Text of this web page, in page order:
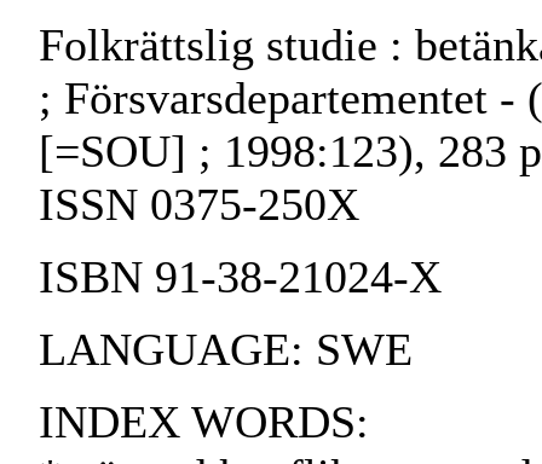
Folkrättslig studie :
; Försvarsdepartementet
[=SOU] ; 1998:123), 283
ISSN 0375-250X
ISBN 91-38-21024-X
LANGUAGE: SWE
INDEX WORDS: